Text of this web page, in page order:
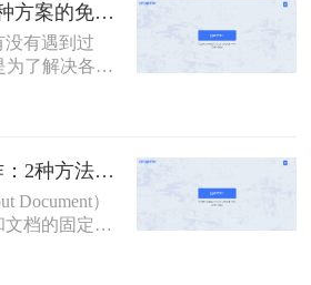
OFD免费转PDF：3种方案的免费额度和转换效果实测！
没有遇到过
为了解决各个
题，而由我
件格式。这
的喜爱，不
题，就是这种
体还不够广
点麻烦，其
单，只能ofd
怎么免费把
OFD转PDF快速操作：2种方法的转换速度和格式完整性对比！
Document）
档的固定版
中国的政府
使用中，有